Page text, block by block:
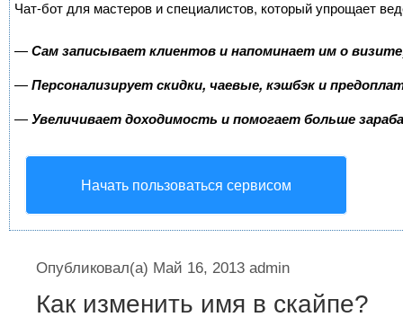
Чат-бот для мастеров и специалистов, который упрощает
—Сам записывает клиентов и напоминает им о
—Персонализирует скидки, чаевые, кэшбэк и
—Увеличивает доходимость и помогает больше
Начать пользоваться сервисом
Опубликовал(а) Май 16, 2013 admin
Как изменить имя в скайпе?